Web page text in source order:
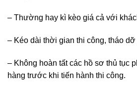
– Thường hay kì kèo giá cả với
– Kéo dài thời gian thi công, tháo dỡ
– Không hoàn tất các hồ sơ thủ tục
hàng trước khi tiến hành thi công.